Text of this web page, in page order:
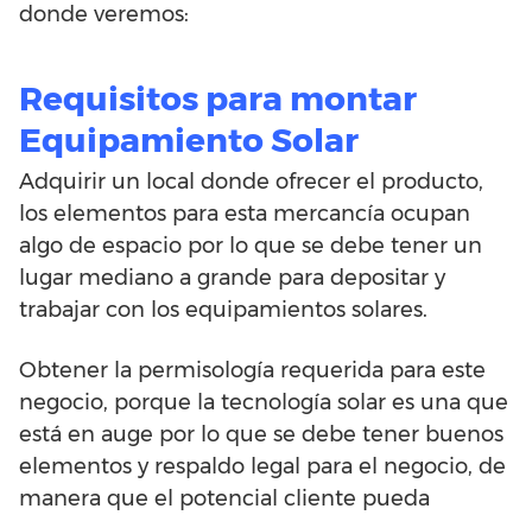
donde veremos:
Requisitos para montar
Equipamiento Solar
Adquirir un local donde ofrecer el producto,
los elementos para esta mercancía ocupan
algo de espacio por lo que se debe tener un
lugar mediano a grande para depositar y
trabajar con los equipamientos solares.
Obtener la permisología requerida para este
negocio, porque la tecnología solar es una que
está en auge por lo que se debe tener buenos
elementos y respaldo legal para el negocio, de
manera que el potencial cliente pueda